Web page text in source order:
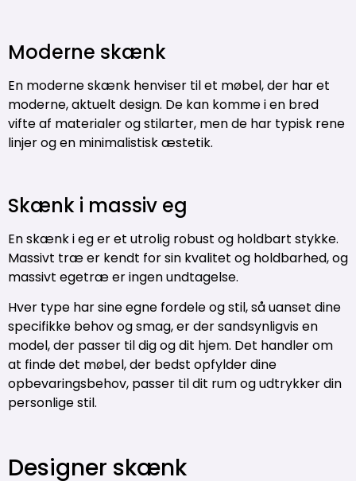
Moderne skænk
En moderne skænk henviser til et møbel, der har et
moderne, aktuelt design. De kan komme i en bred
vifte af materialer og stilarter, men de har typisk rene
linjer og en minimalistisk æstetik.
Skænk i massiv eg
En skænk i eg er et utrolig robust og holdbart stykke.
Massivt træ er kendt for sin kvalitet og holdbarhed, og
massivt egetræ er ingen undtagelse.
Hver type har sine egne fordele og stil, så uanset dine
specifikke behov og smag, er der sandsynligvis en
model, der passer til dig og dit hjem. Det handler om
at finde det møbel, der bedst opfylder dine
opbevaringsbehov, passer til dit rum og udtrykker din
personlige stil.
Designer skænk